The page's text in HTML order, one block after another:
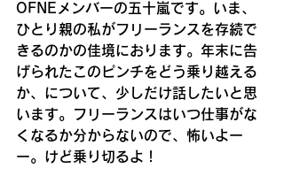
OFNEメンバーの五十嵐です。いま、
ひとり親の私がフリーランスを存続で
きるのかの佳境におります。年末に告
げられたこのピンチをどう乗り越える
か、について、少しだけ話したいと思
います。フリーランスはいつ仕事がな
くなるか分からないので、怖いよー
ー。けど乗り切るよ！